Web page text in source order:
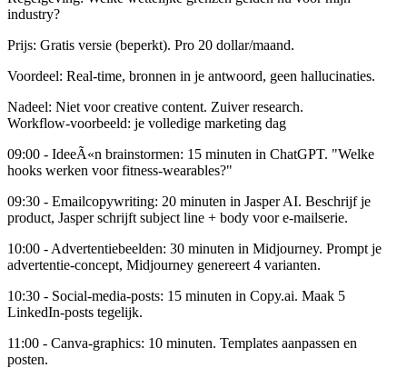
industry?
Prijs: Gratis versie (beperkt). Pro 20 dollar/maand.
Voordeel: Real-time, bronnen in je antwoord, geen hallucinaties.
Nadeel: Niet voor creative content. Zuiver research.
Workflow-voorbeeld: je volledige marketing dag
09:00 - IdeeÃ«n brainstormen: 15 minuten in ChatGPT. "Welke
hooks werken voor fitness-wearables?"
09:30 - Emailcopywriting: 20 minuten in Jasper AI. Beschrijf je
product, Jasper schrijft subject line + body voor e-mailserie.
10:00 - Advertentiebeelden: 30 minuten in Midjourney. Prompt je
advertentie-concept, Midjourney genereert 4 varianten.
10:30 - Social-media-posts: 15 minuten in Copy.ai. Maak 5
LinkedIn-posts tegelijk.
11:00 - Canva-graphics: 10 minuten. Templates aanpassen en
posten.